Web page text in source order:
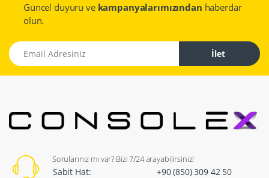
Güncel duyuru ve kampanyalarımızından haberdar
olun.
Email Adresiniz
İlet
Sorularınız mı var? Bizi 7/24 arayabilirsiniz!
Sabit Hat:
+90 (850) 309 42 50